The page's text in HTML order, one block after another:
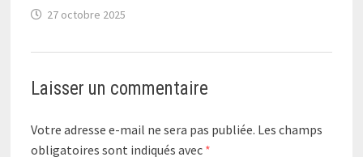
27 octobre 2025
Laisser un commentaire
Votre adresse e-mail ne sera pas publiée. Les champs
obligatoires sont indiqués avec *